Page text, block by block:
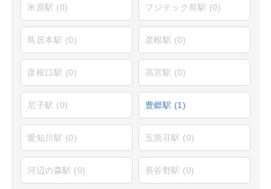
米原駅 (0) フジテック前駅 (0)
鳥居本駅 (0) 彦根駅 (0)
彦根口駅 (0) 高宮駅 (0)
尼子駅 (0) 豊郷駅 (1)
愛知川駅 (0) 五箇荘駅 (0)
河辺の森駅 (0) 長谷野駅 (0)